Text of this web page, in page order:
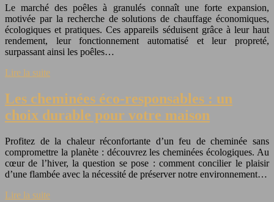
Le marché des poêles à granulés connaît une forte expansion,
motivée par la recherche de solutions de chauffage économiques,
écologiques et pratiques. Ces appareils séduisent grâce à leur haut
rendement, leur fonctionnement automatisé et leur propreté,
surpassant ainsi les poêles…
Lire la suite
Les cheminées éco-responsables : un
choix durable pour votre maison
Profitez de la chaleur réconfortante d’un feu de cheminée sans
compromettre la planète : découvrez les cheminées écologiques. Au
cœur de l’hiver, la question se pose : comment concilier le plaisir
d’une flambée avec la nécessité de préserver notre environnement…
Lire la suite